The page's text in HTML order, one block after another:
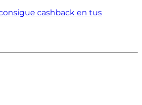
cashback en tus